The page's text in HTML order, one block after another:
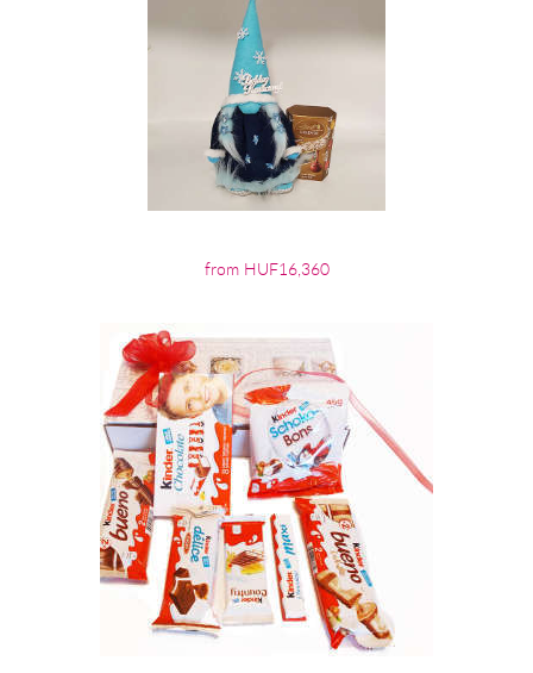
from HUF16,360